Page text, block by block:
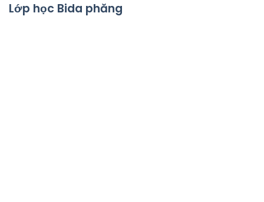
Lớp học Bida phăng